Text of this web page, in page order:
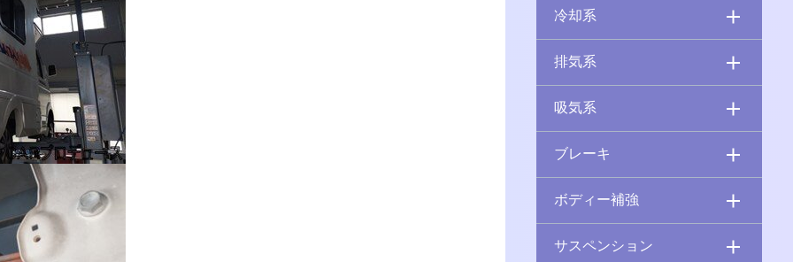
冷却系
排気系
吸気系
ブレーキ
ボディー補強
サスペンション